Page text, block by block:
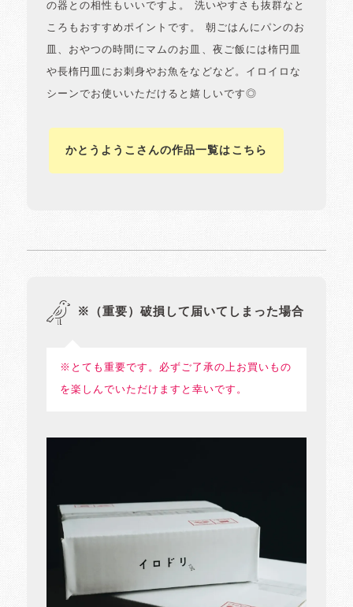
の器との相性もいいですよ。 洗いやすさも抜群なと
ころもおすすめポイントです。 朝ごはんにパンのお
皿、おやつの時間にマムのお皿、夜ご飯には楕円皿
や長楕円皿にお刺身やお魚をなどなど。イロイロな
シーンでお使いいただけると嬉しいです◎
かとうようこさんの作品一覧はこちら
※（重要）破損して届いてしまった場合
※とても重要です。必ずご了承の上お買いもの
を楽しんでいただけますと幸いです。